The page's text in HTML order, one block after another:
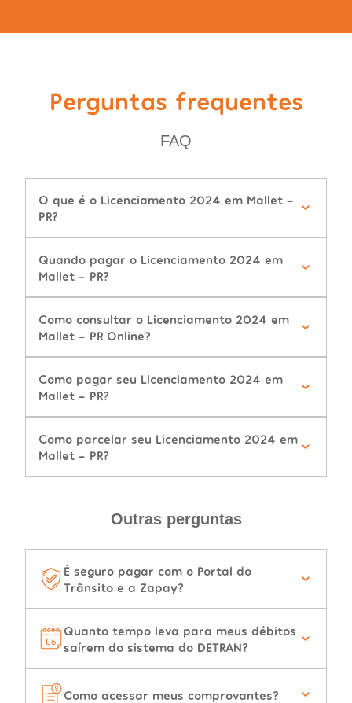
Perguntas frequentes
FAQ
O que é o Licenciamento 2024 em Mallet -
PR?
Quando pagar o Licenciamento 2024 em
Mallet - PR?
Como consultar o Licenciamento 2024 em
Mallet - PR Online?
Como pagar seu Licenciamento 2024 em
Mallet - PR?
Como parcelar seu Licenciamento 2024 em
Mallet - PR?
Outras perguntas
É seguro pagar com o Portal do
Trânsito e a Zapay?
Quanto tempo leva para meus débitos
saírem do sistema do DETRAN?
Como acessar meus comprovantes?